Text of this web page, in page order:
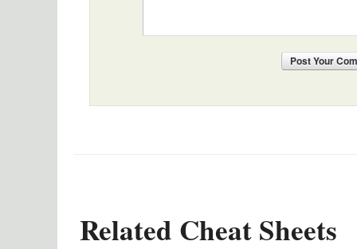
PostYour
Related Cheat Sheets